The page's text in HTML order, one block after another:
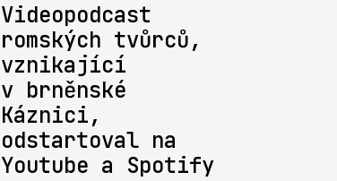
Videopodcast
romských tvůrců,
vznikající
v brněnské
Káznici,
odstartoval na
Youtube a Spotify